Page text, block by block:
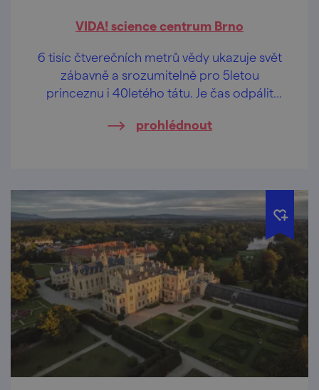
VIDA! science centrum Brno
6 tisíc čtverečních metrů vědy ukazuje svět
zábavně a srozumitelně pro 5letou
princeznu i 40letého tátu. Je čas odpálit
prohlédnout